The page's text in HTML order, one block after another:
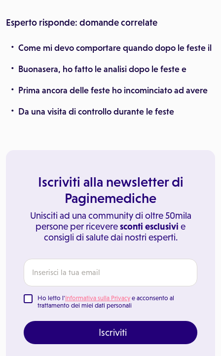
Esperto risponde: domande correlate
Come mi devo comportare quando dopo le feste il
Buonasera, ho fatto le analisi dopo le feste e
Prima ancora delle feste ho incominciato ad avere
Da una visita di controllo durante le feste
Iscriviti alla newsletter di
Paginemediche
Unisciti ad una community di oltre 50mila
persone per riceveresconti esclusivi e
consigli di salute dai nostri esperti.
Ho letto l'Informativa sulla Privacy e acconsento al
trattamento dei miei dati personali
Iscriviti